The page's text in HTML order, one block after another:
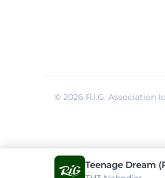
© 2026 R.I.G. Association
Teenage Dream